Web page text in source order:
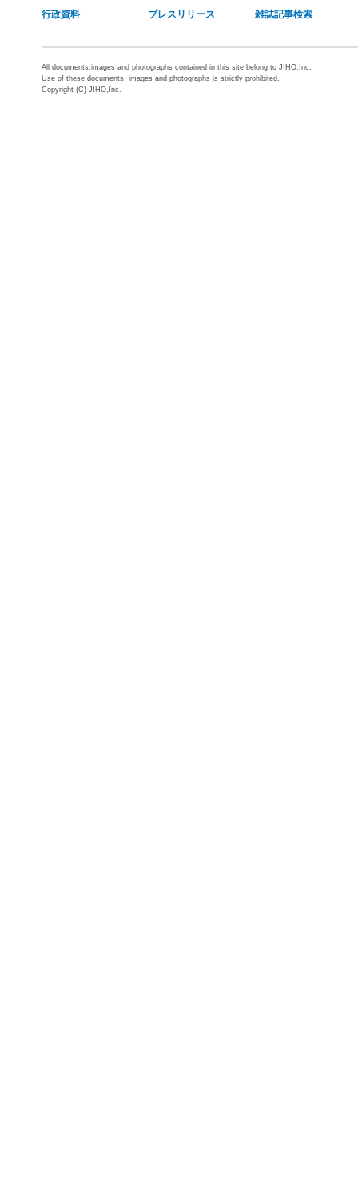
行政資料 プレスリリース 雑誌記事検索
All documents,images and photographs contained in this site belong to JIHO,Inc.
Use of these documents, images and photographs is strictly prohibited.
Copyright (C) JIHO,Inc.